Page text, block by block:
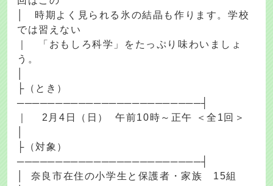
│ 時期よく見られる氷の結晶も作ります。学校
では習えない
｜ 「おもしろ科学」をたっぷり味わいましょ
う。
├（とき）
────────────────────────┤
｜ 2月4日（日） 午前10時～正午 ＜全1回＞
├（対象）
────────────────────────┤
│ 奈良市在住の小学生と保護者・家族 15組